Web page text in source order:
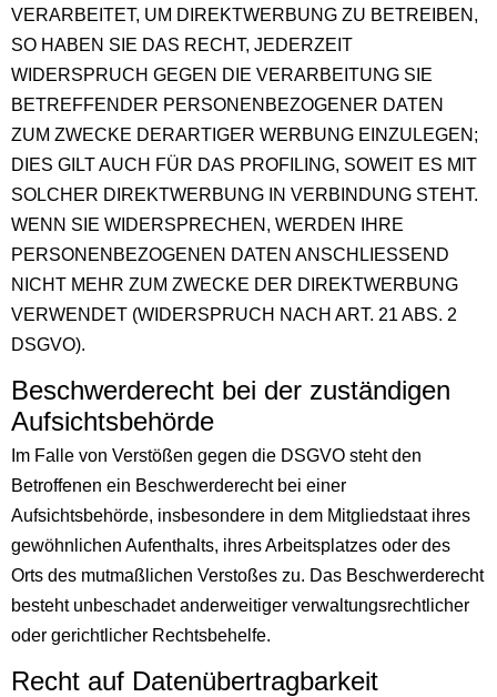
VERARBEITET, UM DIREKTWERBUNG ZU BETREIBEN,
SO HABEN SIE DAS RECHT, JEDERZEIT
WIDERSPRUCH GEGEN DIE VERARBEITUNG SIE
BETREFFENDER PERSONENBEZOGENER DATEN
ZUM ZWECKE DERARTIGER WERBUNG EINZULEGEN;
DIES GILT AUCH FÜR DAS PROFILING, SOWEIT ES MIT
SOLCHER DIREKTWERBUNG IN VERBINDUNG STEHT.
WENN SIE WIDERSPRECHEN, WERDEN IHRE
PERSONENBEZOGENEN DATEN ANSCHLIESSEND
NICHT MEHR ZUM ZWECKE DER DIREKTWERBUNG
VERWENDET (WIDERSPRUCH NACH ART. 21 ABS. 2
DSGVO).
Beschwerderecht bei der zuständigen
Aufsichts­behörde
Im Falle von Verstößen gegen die DSGVO steht den
Betroffenen ein Beschwerderecht bei einer
Aufsichtsbehörde, insbesondere in dem Mitgliedstaat ihres
gewöhnlichen Aufenthalts, ihres Arbeitsplatzes oder des
Orts des mutmaßlichen Verstoßes zu. Das Beschwerderecht
besteht unbeschadet anderweitiger verwaltungsrechtlicher
oder gerichtlicher Rechtsbehelfe.
Recht auf Daten­übertragbar­keit